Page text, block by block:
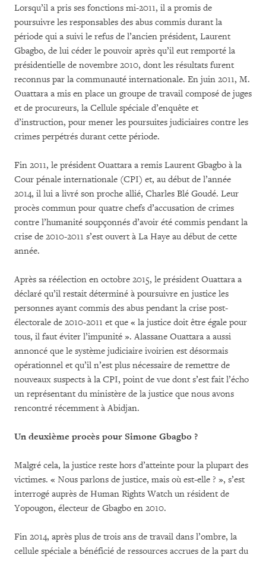
Lorsqu’il a pris ses fonctions mi-2011, il a promis de
poursuivre les responsables des abus commis durant la
période qui a suivi le refus de l’ancien président, Laurent
Gbagbo, de lui céder le pouvoir après qu’il eut remporté la
présidentielle de novembre 2010, dont les résultats furent
reconnus par la communauté internationale. En juin 2011, M.
Ouattara a mis en place un groupe de travail composé de juges
et de procureurs, la Cellule spéciale d’enquête et
d’instruction, pour mener les poursuites judiciaires contre les
crimes perpétrés durant cette période.
Fin 2011, le président Ouattara a remis Laurent Gbagbo à la
Cour pénale internationale (CPI) et, au début de l’année
2014, il lui a livré son proche allié, Charles Blé Goudé. Leur
procès commun pour quatre chefs d’accusation de crimes
contre l’humanité soupçonnés d’avoir été commis pendant la
crise de 2010-2011 s’est ouvert à La Haye au début de cette
année.
Après sa réélection en octobre 2015, le président Ouattara a
déclaré qu’il restait déterminé à poursuivre en justice les
personnes ayant commis des abus pendant la crise post-
électorale de 2010-2011 et que « la justice doit être égale pour
tous, il faut éviter l’impunité ». Alassane Ouattara a aussi
annoncé que le système judiciaire ivoirien est désormais
opérationnel et qu’il n’est plus nécessaire de remettre de
nouveaux suspects à la CPI, point de vue dont s’est fait l’écho
un représentant du ministère de la justice que nous avons
rencontré récemment à Abidjan.
Un deuxième procès pour Simone Gbagbo ?
Malgré cela, la justice reste hors d’atteinte pour la plupart des
victimes. « Nous parlons de justice, mais où est-elle ? », s’est
interrogé auprès de Human Rights Watch un résident de
Yopougon, électeur de Gbagbo en 2010.
Fin 2014, après plus de trois ans de travail dans l’ombre, la
cellule spéciale a bénéficié de ressources accrues de la part du